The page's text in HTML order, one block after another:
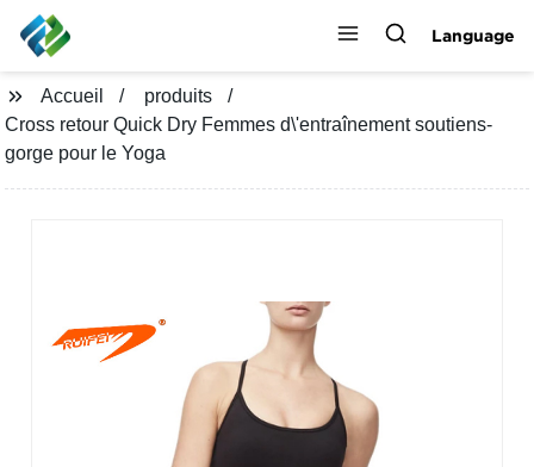
Language
Accueil
produits
Cross retour Quick Dry Femmes d\'entraînement soutiens-
gorge pour le Yoga